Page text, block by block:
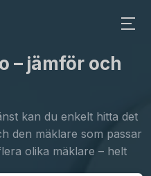
– jämför och
kan du enkelt hitta det
den mäklare som passar
olika mäklare – helt